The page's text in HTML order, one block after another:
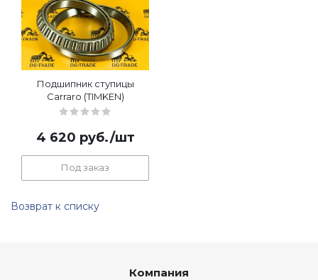
Подшипник ступицы
Carraro (TIMKEN)
4 620 руб./шт
Под заказ
Возврат к списку
Компания